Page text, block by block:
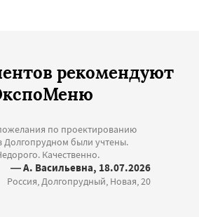
рекомендуют
по проектированию
Долгопрудном были учтены.
Качественно.
— А. Васильевна, 18.07.2026
Россия, Долгопрудный, Новая, 20